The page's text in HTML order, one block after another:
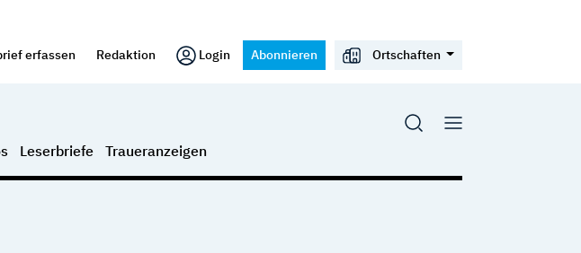
erfassen Redaktion Login Abonnieren Ortschaften
Leserbriefe Traueranzeigen